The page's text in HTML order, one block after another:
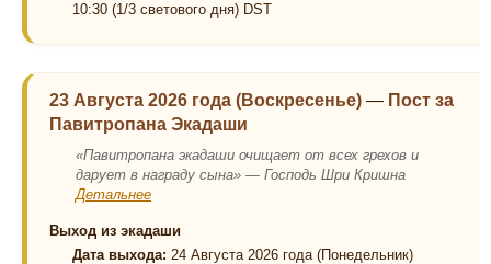
10:30 (1/3 светового дня) DST
23 Августа 2026 года (Воскресенье) — Пост за
Павитропана Экадаши
«Павитропана экадаши очищает от всех грехов и
дарует в награду сына» — Господь Шри Кришна
Детальнее
Выход из экадаши
Дата выхода: 24 Августа 2026 года (Понедельник)